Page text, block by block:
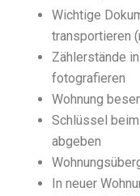
Wichtige
transportieren
Zählerstände
fotografieren
Wohnung
Schlüssel
abgeben
In neuer